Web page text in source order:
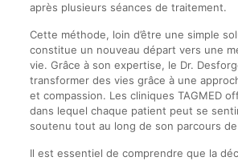
après plusieurs séances de traitement.
Cette méthode, loin d’être une simple
constitue un nouveau départ vers une
vie. Grâce à son expertise, le Dr.
transformer des vies grâce à une
et compassion. Les cliniques TAGMED
dans lequel chaque patient peut se
soutenu tout au long de son parcours
Il est essentiel de comprendre que la